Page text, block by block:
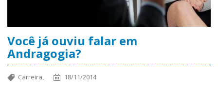
Você já ouviu falar em
Andragogia?
Carreira, 18/11/2014